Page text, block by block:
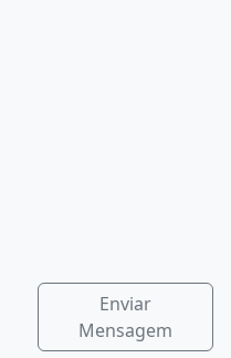
Enviar
Mensagem